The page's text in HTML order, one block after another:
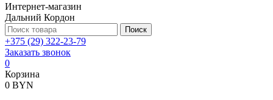
Интернет-магазин
Дальний Кордон
Поиск
+375 (29) 322-23-79
Заказать звонок
0
Корзина
0 BYN